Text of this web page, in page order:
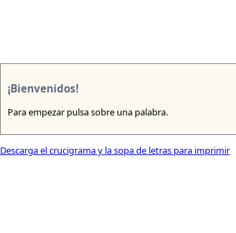
¡Bienvenidos!
Para empezar pulsa sobre una palabra.
Descarga el crucigrama y la sopa de letras para imprimir